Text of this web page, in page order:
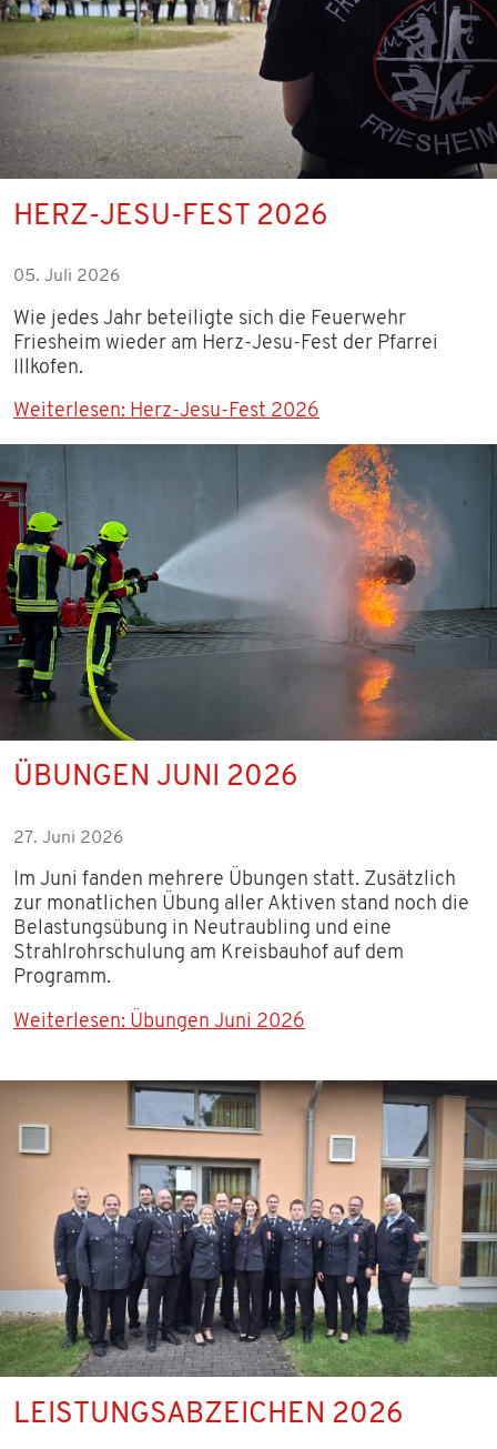
HERZ-JESU-FEST 2026
05. Juli 2026
Wie jedes Jahr beteiligte sich die Feuerwehr
Friesheim wieder am Herz-Jesu-Fest der Pfarrei
Illkofen.
Weiterlesen: Herz-Jesu-Fest 2026
ÜBUNGEN JUNI 2026
27. Juni 2026
Im Juni fanden mehrere Übungen statt. Zusätzlich
zur monatlichen Übung aller Aktiven stand noch die
Belastungsübung in Neutraubling und eine
Strahlrohrschulung am Kreisbauhof auf dem
Programm.
Weiterlesen: Übungen Juni 2026
LEISTUNGSABZEICHEN 2026